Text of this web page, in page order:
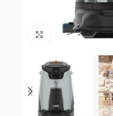
Click to enlarge